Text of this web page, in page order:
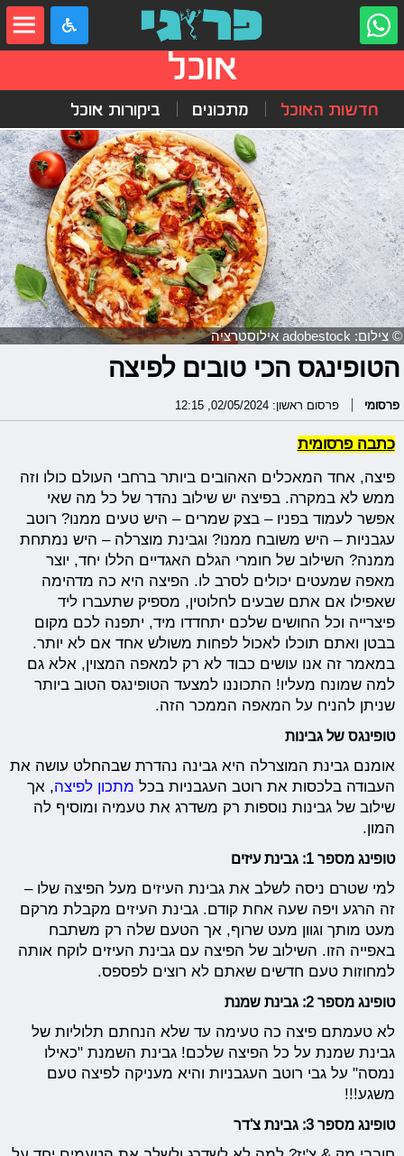
אוכל
חדשות האוכל מתכונים ביקורות אוכל
© צילום: adobestock אילוסטרציה
הטופינגס הכי טובים לפיצה
פרסומי פרסום ראשון: 02/05/2024, 12:15
כתבה פרסומית
פיצה, אחד המאכלים האהובים ביותר ברחבי העולם כולו וזה
ממש לא במקרה. בפיצה יש שילוב נהדר של כל מה שאי
אפשר לעמוד בפניו – בצק שמרים – היש טעים ממנו? רוטב
עגבניות – היש משובח ממנו? וגבינת מוצרלה – היש נמתחת
ממנה? השילוב של חומרי הגלם האגדיים הללו יחד, יוצר
מאפה שמעטים יכולים לסרב לו. הפיצה היא כה מדהימה
שאפילו אם אתם שבעים לחלוטין, מספיק שתעברו ליד
פיצרייה וכל החושים שלכם יתחדדו מיד, יתפנה לכם מקום
בבטן ואתם תוכלו לאכול לפחות משולש אחד אם לא יותר.
במאמר זה אנו עושים כבוד לא רק למאפה המצוין, אלא גם
למה שמונח מעליו! התכוננו למצעד הטופינגס הטוב ביותר
שניתן להניח על המאפה הממכר הזה.
טופינגס של גבינות
אומנם גבינת המוצרלה היא גבינה נהדרת שבהחלט עושה את
העבודה בלכסות את רוטב העגבניות בכל מתכון לפיצה, אך
שילוב של גבינות נוספות רק משדרג את טעמיה ומוסיף לה
המון.
טופינג מספר 1: גבינת עיזים
למי שטרם ניסה לשלב את גבינת העיזים מעל הפיצה שלו –
זה הרגע ויפה שעה אחת קודם. גבינת העיזים מקבלת מרקם
מעט מותך וגוון מעט שרוף, אך הטעם שלה רק משתבח
באפייה הזו. השילוב של הפיצה עם גבינת העיזים לוקח אותה
למחוזות טעם חדשים שאתם לא רוצים לפספס.
טופינג מספר 2: גבינת שמנת
לא טעמתם פיצה כה טעימה עד שלא הנחתם תלוליות של
גבינת שמנת על כל הפיצה שלכם! גבינת השמנת "כאילו
נמסה" על גבי רוטב העגבניות והיא מעניקה לפיצה טעם
משגע!!!
טופינג מספר 3: גבינת צ'דר